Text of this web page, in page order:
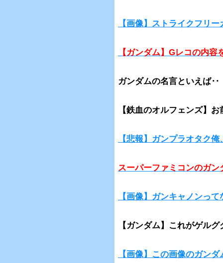
【画像】ストライクフリ
【ガンダム】Gレコの内
ガンダムの名言といえば‥
【鉄血のオルフェンズ】
【悲報】ガンプラオタク
スーパーファミコンのガ
【画像】ガンキャノンっ
【ガンダム】これがゲル
【画像】この画像のガン